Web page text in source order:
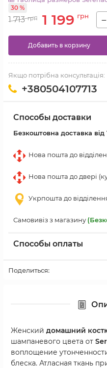
1 713 грн 1 199 грн
30 %
−
Добавить в корзину
Якщо потрібна консультація:
+380504107713
Способы доставки
Безкоштовна доставка від
Нова пошта до
Нова пошта до двері
Укрпошта до
Самовивіз з магазину
Способы оплаты
Поделиться:
Женский домашний
шампаневого цвета от
воплощение
блеска. Атласная ткань